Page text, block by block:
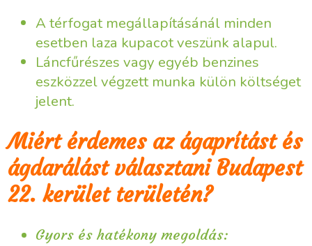
A térfogat megállapításánál minden
esetben laza kupacot veszünk alapul.
Láncfűrészes vagy egyéb benzines
eszközzel végzett munka külön költséget
jelent.
Miért érdemes az ágaprítást és
ágdarálást választani Budapest
22. kerület területén?
Gyors és hatékony megoldás: